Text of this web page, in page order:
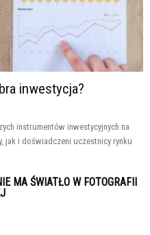
inwestycja?
instrumentów inwestycyjnych na
jak i doświadczeni uczestnicy rynku
MA ŚWIATŁO W FOTOGRAFII